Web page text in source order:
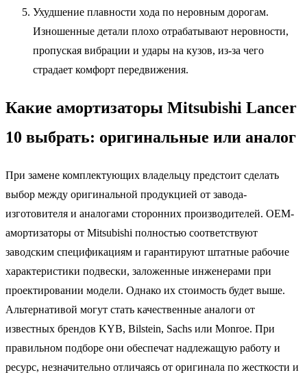
Ухудшение плавности хода по неровным дорогам.
Изношенные детали плохо отрабатывают неровности,
пропуская вибрации и удары на кузов, из-за чего
страдает комфорт передвижения.
Какие амортизаторы Mitsubishi Lancer
10 выбрать: оригинальные или аналог
При замене комплектующих владельцу предстоит сделать
выбор между оригинальной продукцией от завода-
изготовителя и аналогами сторонних производителей. ОЕМ-
амортизаторы от Mitsubishi полностью соответствуют
заводским спецификациям и гарантируют штатные рабочие
характеристики подвески, заложенные инженерами при
проектировании модели. Однако их стоимость будет выше.
Альтернативой могут стать качественные аналоги от
известных брендов KYB, Bilstein, Sachs или Monroe. При
правильном подборе они обеспечат надлежащую работу и
ресурс, незначительно отличаясь от оригинала по жесткости и